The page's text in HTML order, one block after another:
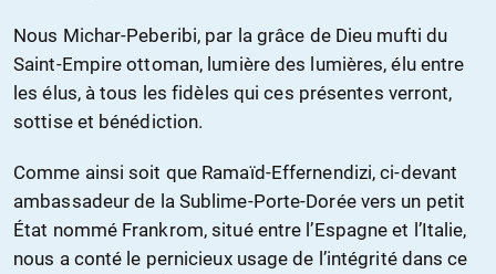
CONTACTER
FAIRE UN
Nous Michar-Peberibi, par la grâce de Dieu mufti du
Saint-Empire ottoman, lumière des lumières, élu entre
les élus, à tous les fidèles qui ces présentes verront,
sottise et bénédiction.
Comme ainsi soit que Ramaïd-Effernendizi, ci-devant
ambassadeur de la Sublime-Porte-Dorée vers un petit
État nommé Frankrom, situé entre l’Espagne et l’Italie,
nous a conté le pernicieux usage de l’intégrité dans ce